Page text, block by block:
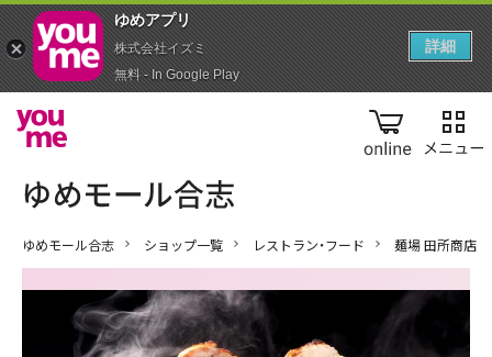
online
ゆめモール合志 ショップ一覧 レストラン・フード 麺場 田所商店
ゆめアプ‪リ‬
株式会社イズミ
無料 - In Google Play
詳細